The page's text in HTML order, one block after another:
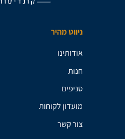
ניווט מהיר
אודותינו
חנות
סניפים
מועדון לקוחות
צור קשר